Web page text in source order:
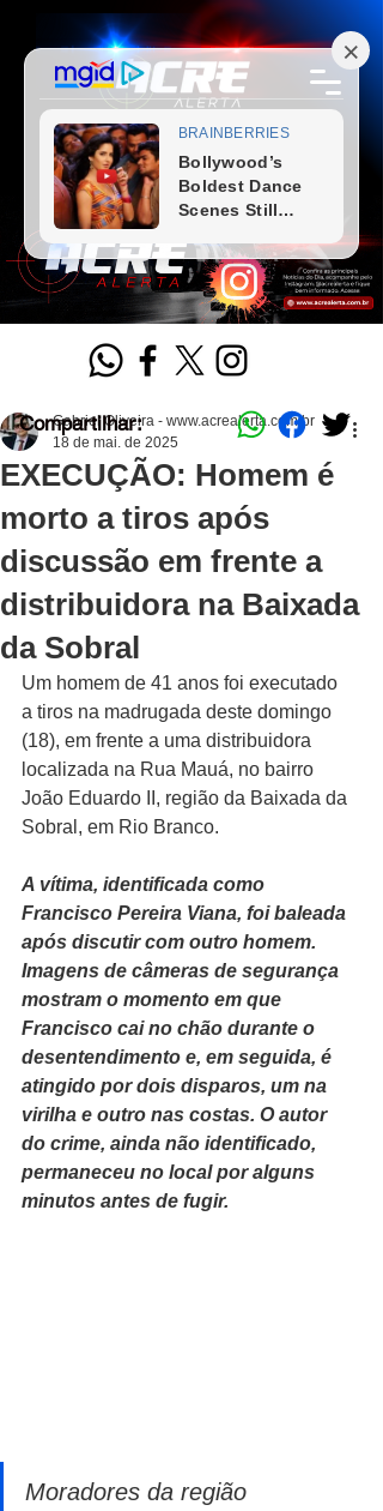
EXECUÇÃO: Homem é
morto a tiros após
discussão em frente a
distribuidora na Baixada
da Sobral
Gabriel Oliveira - www.acrealerta.com.br
18 de mai. de 2025
Um homem de 41 anos foi executado
a tiros na madrugada deste domingo
(18), em frente a uma distribuidora
localizada na Rua Mauá, no bairro
João Eduardo II, região da Baixada da
Sobral, em Rio Branco.
A vítima, identificada como
Francisco Pereira Viana, foi baleada
após discutir com outro homem.
Imagens de câmeras de segurança
mostram o momento em que
Francisco cai no chão durante o
desentendimento e, em seguida, é
atingido por dois disparos, um na
virilha e outro nas costas. O autor
do crime, ainda não identificado,
permaneceu no local por alguns
minutos antes de fugir.
Moradores da região
Compartilhar: